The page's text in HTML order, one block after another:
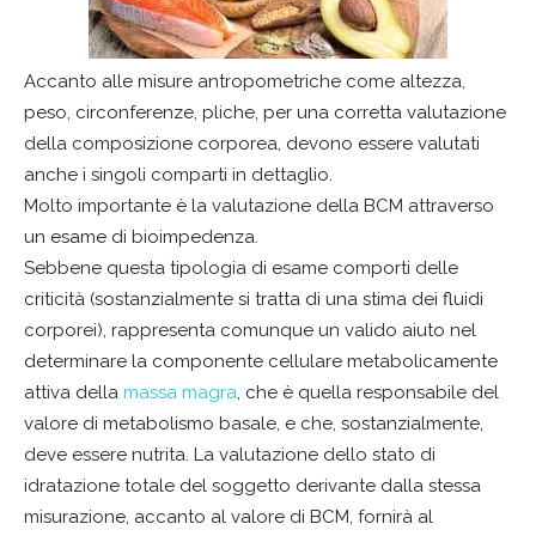
Accanto alle misure antropometriche come altezza,
peso, circonferenze, pliche, per una corretta valutazione
della composizione corporea, devono essere valutati
anche i singoli comparti in dettaglio.
Molto importante è la valutazione della BCM attraverso
un esame di bioimpedenza.
Sebbene questa tipologia di esame comporti delle
criticità (sostanzialmente si tratta di una stima dei fluidi
corporei), rappresenta comunque un valido aiuto nel
determinare la componente cellulare metabolicamente
attiva della massa magra, che è quella responsabile del
valore di metabolismo basale, e che, sostanzialmente,
deve essere nutrita. La valutazione dello stato di
idratazione totale del soggetto derivante dalla stessa
misurazione, accanto al valore di BCM, fornirà al